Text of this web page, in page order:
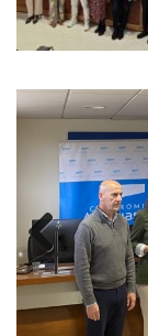
Previous